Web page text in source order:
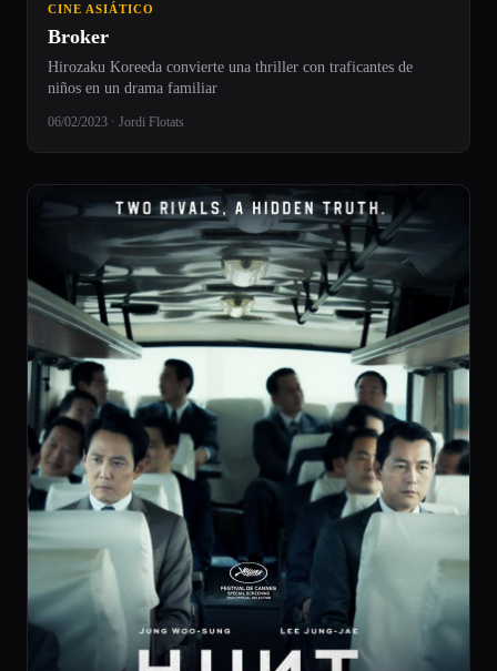
CINE ASIÁTICO
Broker
Hirozaku Koreeda convierte una thriller con traficantes de
niños en un drama familiar
06/02/2023 · Jordi Flotats